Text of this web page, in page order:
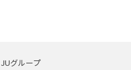
JUグループ